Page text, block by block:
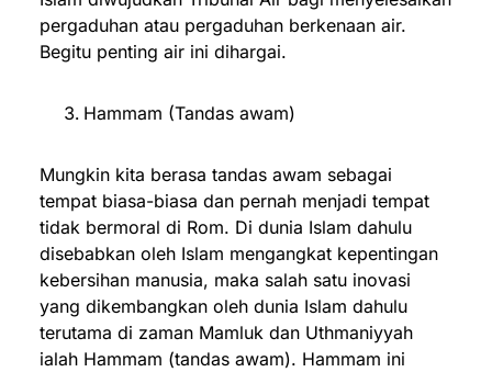
pergaduhan atau pergaduhan berkenaan air.
Begitu penting air ini dihargai.
Hammam (Tandas awam)
Mungkin kita berasa tandas awam sebagai
tempat biasa-biasa dan pernah menjadi tempat
tidak bermoral di Rom. Di dunia Islam dahulu
disebabkan oleh Islam mengangkat kepentingan
kebersihan manusia, maka salah satu inovasi
yang dikembangkan oleh dunia Islam dahulu
terutama di zaman Mamluk dan Uthmaniyyah
ialah Hammam (tandas awam). Hammam ini